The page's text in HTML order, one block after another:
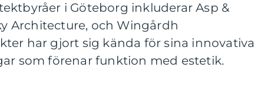
i Göteborg inkluderar Asp &
Architecture, och Wingårdh
har gjort sig kända för sina innovativa
som förenar funktion med estetik.